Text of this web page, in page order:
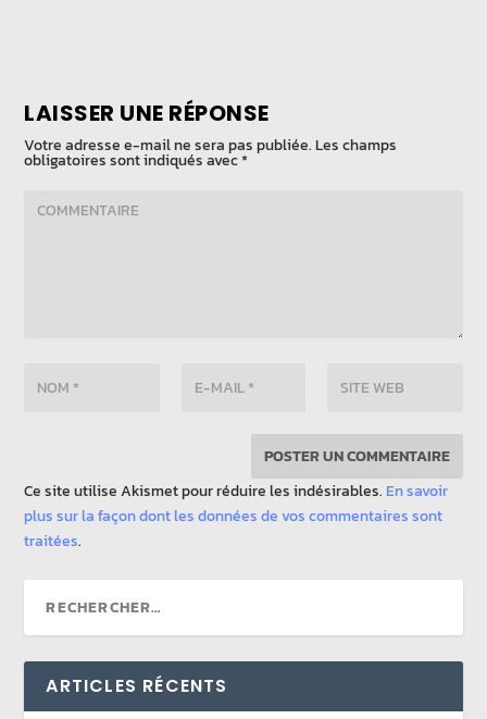
LAISSER UNE RÉPONSE
Votre adresse e-mail ne sera pas publiée. Les champs
obligatoires sont indiqués avec*
Ce site utilise Akismet pour réduire les indésirables. En savoir
plus sur la façon dont les données de vos commentaires sont
traitées.
ARTICLES RÉCENTS